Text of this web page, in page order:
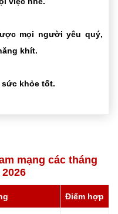
mọi người yêu quý,
khít.
khỏe tốt.
mạng các tháng
Điểm hợp